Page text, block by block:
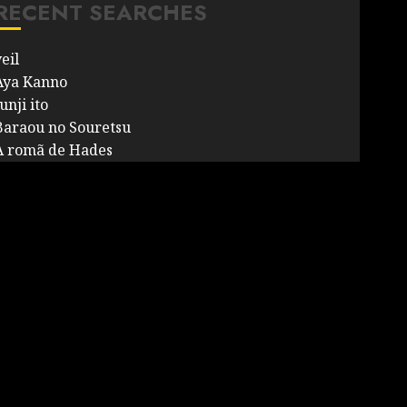
SEARCHES
Kanno
ito
no Souretsu
romã de Hades